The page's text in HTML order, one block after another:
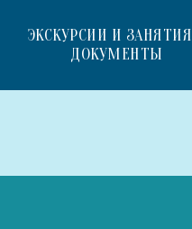
ЭКСКУРСИИ И ЗАНЯТИЯ
ДОКУМЕНТЫ